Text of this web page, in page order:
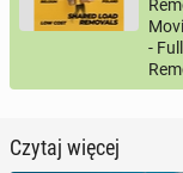
-
Czytaj więcej